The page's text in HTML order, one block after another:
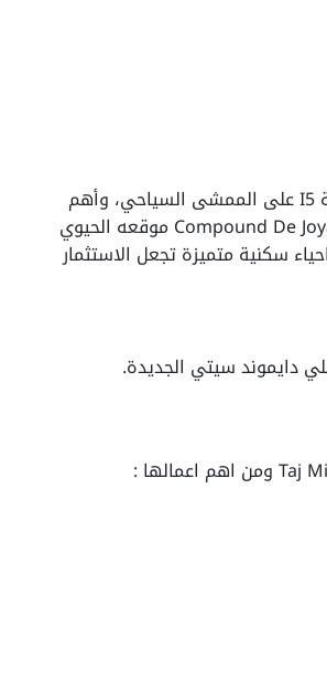
يقع كمبوند دي جويا 2 العاصمة الادارية dejoya 2 بمنطقة R8 القطعة I5 على الممشى السياحي، وأهم
ما يميز مشروع دي جويا 2 العاصمة الادارية الجديدة Compound De Joya 2 New Capital موقعه الحيوي
سكنية متميزة تجعل الاستثمار
دايموند سيتي الجديدة.